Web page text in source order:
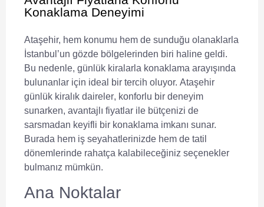
Konaklama Deneyimi
Ataşehir, hem konumu hem de sunduğu olanaklarla
İstanbul’un gözde bölgelerinden biri haline geldi.
Bu nedenle, günlük kiralarla konaklama arayışında
bulunanlar için ideal bir tercih oluyor. Ataşehir
günlük kiralık daireler, konforlu bir deneyim
sunarken, avantajlı fiyatlar ile bütçenizi de
sarsmadan keyifli bir konaklama imkanı sunar.
Burada hem iş seyahatlerinizde hem de tatil
dönemlerinde rahatça kalabileceğiniz seçenekler
bulmanız mümkün.
Ana Noktalar